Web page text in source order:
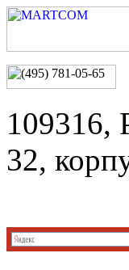
109316,
32,